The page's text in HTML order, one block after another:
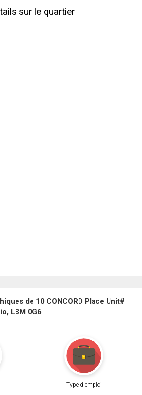
écrite de communiquer avec vous.
sur le quartier
de 10 CONCORD Place Unit#
L3M 0G6
Type d'emploi